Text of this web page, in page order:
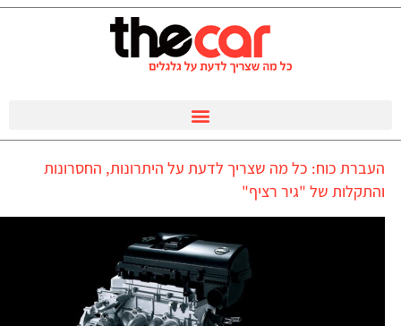
העברת כוח: כל מה שצריך לדעת על היתרונות, החסרונות
והתקלות של "גיר רציף"